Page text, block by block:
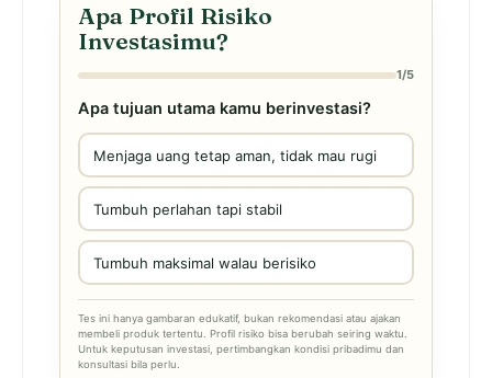
Apa Profil Risiko
Investasimu?
1/5
Apa tujuan utama kamu berinvestasi?
Menjaga uang tetap aman, tidak mau rugi
Tumbuh perlahan tapi stabil
Tumbuh maksimal walau berisiko
Tes ini hanya gambaran edukatif, bukan rekomendasi atau ajakan
membeli produk tertentu. Profil risiko bisa berubah seiring waktu.
Untuk keputusan investasi, pertimbangkan kondisi pribadimu dan
konsultasi bila perlu.